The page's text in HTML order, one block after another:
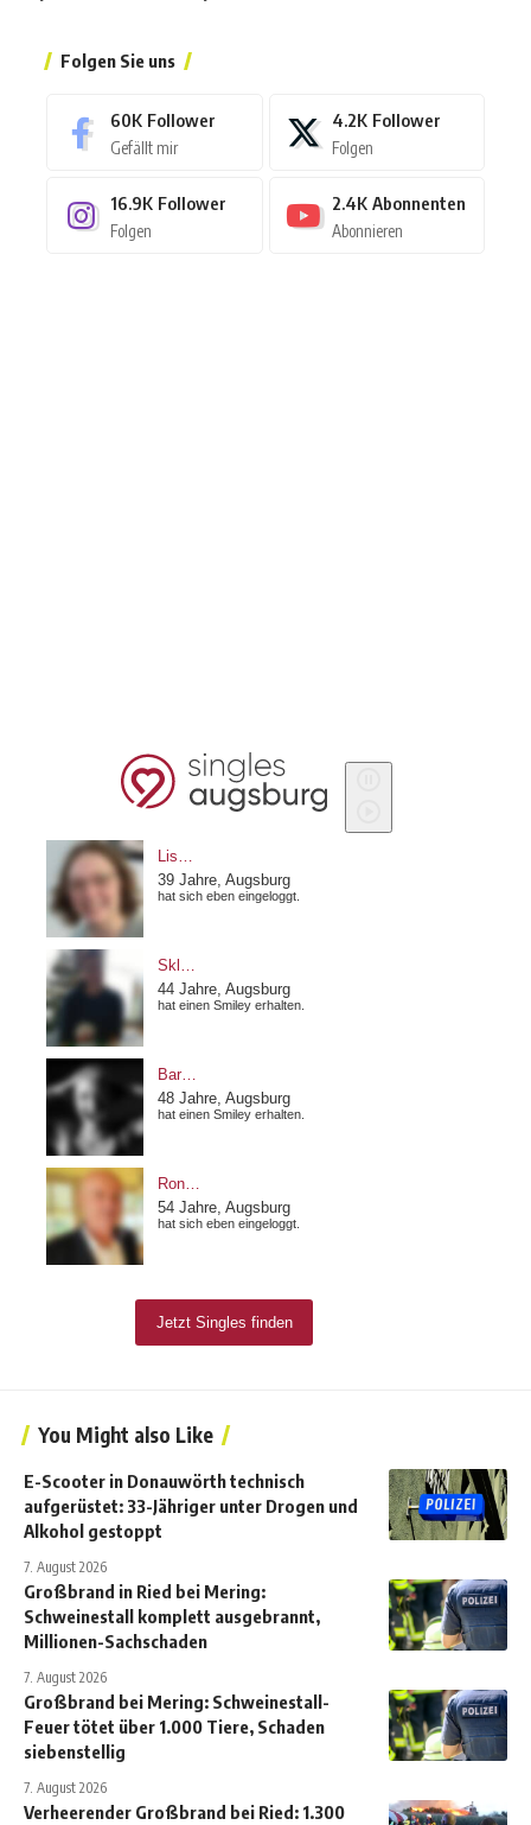
Folgen Sie uns
60K Follower
Gefällt mir
4.2K Follower
Folgen
16.9K Follower
Folgen
2.4K Abonnenten
Abonnieren
You Might also Like
E-Scooter in Donauwörth technisch
aufgerüstet: 33-Jähriger unter Drogen und
Alkohol gestoppt
7. August 2026
Großbrand in Ried bei Mering:
Schweinestall komplett ausgebrannt,
Millionen-Sachschaden
7. August 2026
Großbrand bei Mering: Schweinestall-
Feuer tötet über 1.000 Tiere, Schaden
siebenstellig
7. August 2026
Verheerender Großbrand bei Ried: 1.300